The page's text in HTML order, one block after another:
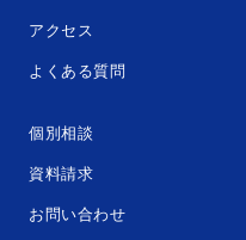
アクセス
よくある質問
個別相談
資料請求
お問い合わせ